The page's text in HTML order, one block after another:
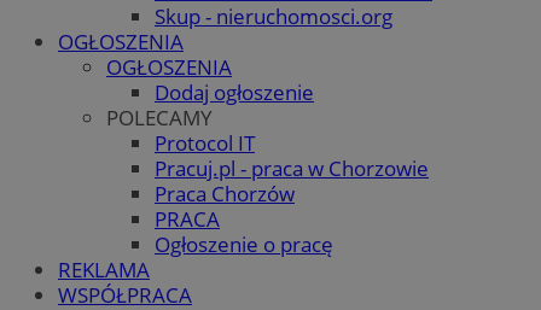
Skup - nieruchomosci.org
OGŁOSZENIA
OGŁOSZENIA
Dodaj ogłoszenie
POLECAMY
Protocol IT
Pracuj.pl - praca w Chorzowie
Praca Chorzów
PRACA
Ogłoszenie o pracę
REKLAMA
WSPÓŁPRACA